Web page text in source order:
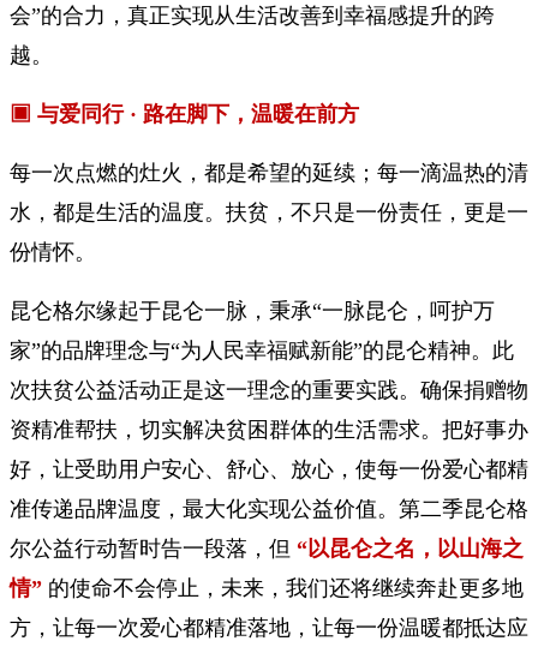
会”的合力，真正实现从生活改善到幸福感提升的跨
越。
▣ 与爱同行 · 路在脚下，温暖在前方
每一次点燃的灶火，都是希望的延续；每一滴温热的清
水，都是生活的温度。扶贫，不只是一份责任，更是一
份情怀。
昆仑格尔缘起于昆仑一脉，秉承“一脉昆仑，呵护万
家”的品牌理念与“为人民幸福赋新能”的昆仑精神。此
次扶贫公益活动正是这一理念的重要实践。确保捐赠物
资精准帮扶，切实解决贫困群体的生活需求。把好事办
好，让受助用户安心、舒心、放心，使每一份爱心都精
准传递品牌温度，最大化实现公益价值。第二季昆仑格
尔公益行动暂时告一段落，但 “以昆仑之名，以山海之
情” 的使命不会停止，未来，我们还将继续奔赴更多地
方，让每一次爱心都精准落地，让每一份温暖都抵达应